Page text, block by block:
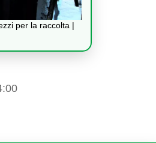
per la raccolta |